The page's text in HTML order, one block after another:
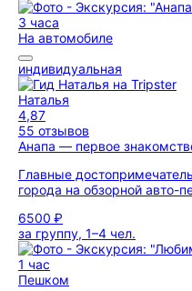
3 часа
На автомобиле
индивидуальная
Наталья
4,87
55 отзывов
Анапа — первое
Главные
города на обзорной авто-
6500 ₽
за группу, 1–4 чел.
1 час
Пешком